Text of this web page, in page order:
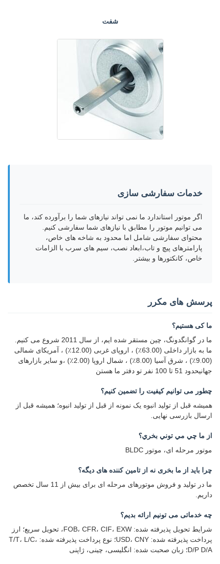
شفت
خدمات سفارشی سازی
اگر موتور استاندارد ما نمی تواند نیازهای شما را برآورده کند، ما
می توانیم موتور را مطابق با نیازهای شما سفارشی کنیم.
محتوای سفارشی شامل اما محدود به شاخه های خاص،
پارامترهای پیچ و تاب،ابعاد نصب، سیم های سرب با الزامات
خاص، کانکتورها و بیشتر.
پرسش های مکرر
ما کی هستیم؟
ما در گوانگدونگ، چین مستقر شده ایم، از سال 2011 شروع می کنیم.
ما به بازار داخلی (63.00٪) ، اروپای غربی (12.00٪) ، آمریکای شمالی
(9.00٪) ، شرق آسیا (8.00٪) ، شمال اروپا (2.00٪) ،و سایر بازارهای
جهانیحدود 51 تا 100 نفر تو دفتر ما هستن
چطور می توانیم کیفیت را تضمین کنیم؟
همیشه قبل از تولید انبوه یک نمونه از قبل از تولید انبوه؛ همیشه قبل از
ارسال بازرسی نهایی.
از ما چي مي توني بخري؟
موتور مرحله ای، موتور BLDC
چرا باید از ما بخری نه از تامین کننده های دیگه؟
ما در تولید و فروش موتورهای مرحله ای برای بیش از 11 سال تخصص
داریم.
چه خدماتی می تونیم ارائه بدیم؟
شرایط تحویل پذیرفته شده: FOB، CFR، CIF، EXW، تحویل سریع؛ ارز
پرداخت پذیرفته شده: USD، CNY؛ نوع پرداخت پذیرفته شده: T/T، L/C،
D/P D/A؛ زبان صحبت شده: انگلیسی، چینی، ژاپنی